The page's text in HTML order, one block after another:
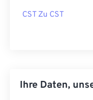
CST Zu CST
Ihre Daten,